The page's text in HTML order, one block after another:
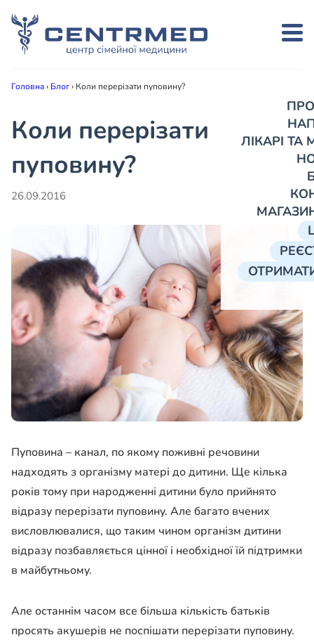
ЛІКАРІ
Головна› Блог› Коли перерізати пуповину?
Коли перерізати
пуповину?
26.09.2016
Пуповина – канал, по якому поживні речовини
надходять з організму матері до дитини. Ще кілька
років тому при народженні дитини було прийнято
відразу перерізати пуповину. Але багато вчених
висловлювалися, що таким чином організм дитини
відразу позбавляється цінної і необхідної їй підтримки
в майбутньому.
Але останнім часом все більша кількість батьків
просять акушерів не поспішати перерізати пуповину.